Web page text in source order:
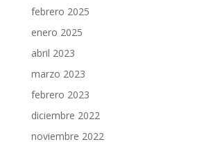
febrero 2025
enero 2025
abril 2023
marzo 2023
febrero 2023
diciembre 2022
noviembre 2022